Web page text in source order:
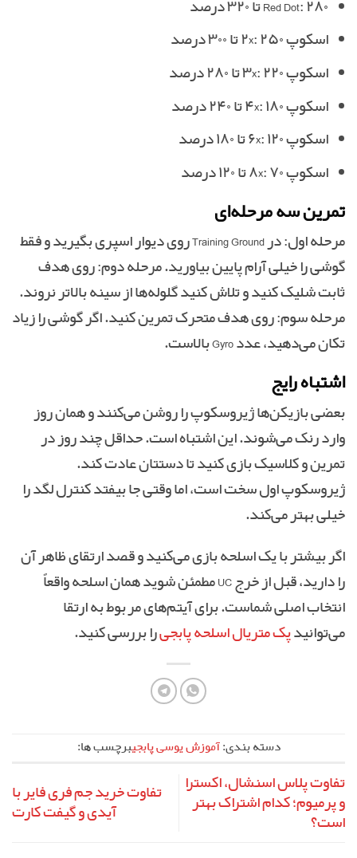
Red Dot: ۲۸۰ تا ۳۲۰ درصد
اسکوپ ۲x: ۲۵۰ تا ۳۰۰ درصد
اسکوپ ۳x: ۲۲۰ تا ۲۸۰ درصد
اسکوپ ۴x: ۱۸۰ تا ۲۴۰ درصد
اسکوپ ۶x: ۱۲۰ تا ۱۸۰ درصد
اسکوپ ۸x: ۷۰ تا ۱۲۰ درصد
تمرین سه مرحله‌ای
مرحله اول: در Training Ground روی دیوار اسپری بگیرید و فقط
گوشی را خیلی آرام پایین بیاورید. مرحله دوم: روی هدف
ثابت شلیک کنید و تلاش کنید گلوله‌ها از سینه بالاتر نروند.
مرحله سوم: روی هدف متحرک تمرین کنید. اگر گوشی را زیاد
تکان می‌دهید، عدد Gyro بالاست.
اشتباه رایج
بعضی بازیکن‌ها ژیروسکوپ را روشن می‌کنند و همان روز
وارد رنک می‌شوند. این اشتباه است. حداقل چند روز در
تمرین و کلاسیک بازی کنید تا دستتان عادت کند.
ژیروسکوپ اول سخت است، اما وقتی جا بیفتد کنترل لگد را
خیلی بهتر می‌کند.
اگر بیشتر با یک اسلحه بازی می‌کنید و قصد ارتقای ظاهر آن
را دارید، قبل از خرج UC مطمئن شوید همان اسلحه واقعاً
انتخاب اصلی شماست. برای آیتم‌های مربوط به ارتقا
می‌توانیدپک متریال اسلحه پابجیرا بررسی کنید.
دسته بندی:آموزش یوسی پابجیبرچسب ها:
تفاوت پلاس اسنشال، اکسترا
و پرمیوم؛ کدام اشتراک بهتر
است؟
تفاوت خرید جم فری فایر با
آیدی و گیفت کارت